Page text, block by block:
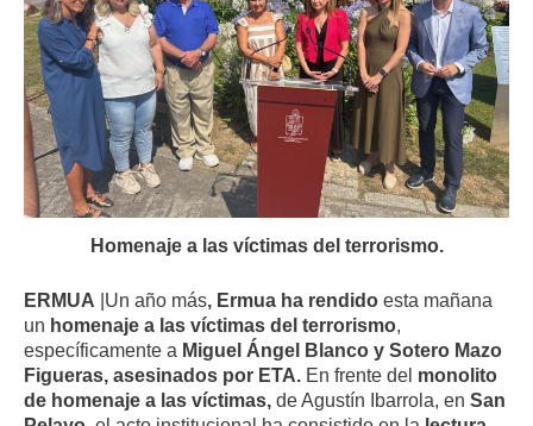
Homenaje a las víctimas del terrorismo.
ERMUA |Un año más, Ermua ha rendido esta mañana
un homenaje a las víctimas del terrorismo,
específicamente a Miguel Ángel Blanco y Sotero Mazo
Figueras, asesinados por ETA. En frente del monolito
de homenaje a las víctimas, de Agustín Ibarrola, en San